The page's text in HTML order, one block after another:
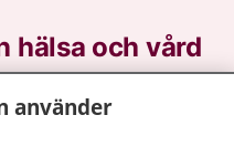
hälsa och vård
och information om
du kan kontakta.
använder